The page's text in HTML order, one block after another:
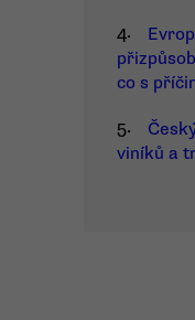
4.
co s
5.
viníků a